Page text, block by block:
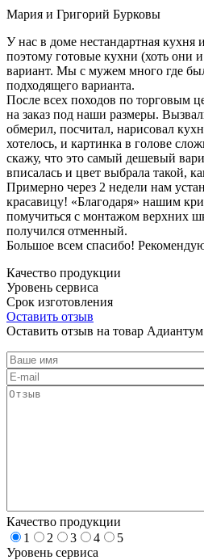
Мария и Григорий Бурковы
У нас в доме нестандартная кухня
поэтому готовые кухни (хоть они
вариант. Мы с мужем много где
подходящего варианта.
После всех походов по торговым
на заказ под наши размеры.
обмерил, посчитал, нарисовал
хотелось, и картинка в голове
скажу, что это самый дешевый
вписалась и цвет выбрала такой,
Примерно через 2 недели нам
красавицу! «Благодаря» нашим
помучиться с монтажом верхних
получился отменный.
Большое всем спасибо!
Качество продукции
Уровень сервиса
Срок изготовления
Оставить отзыв
Оставить отзыв на товар Адиантум
Качество продукции
1
2 3 4
5
Уровень сервиса